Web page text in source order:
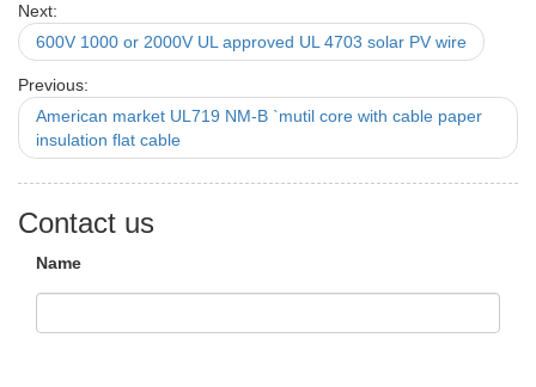
Next:
600V 1000 or 2000V UL approved UL 4703 solar PV wire
Previous:
American market UL719 NM-B `mutil core with cable paper
insulation flat cable
Contact us
Name